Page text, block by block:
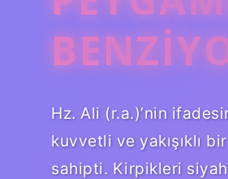
Hz. Ali (r.a.)’nin
kuvvetli ve yakışıklı
sahipti. Kirpikleri